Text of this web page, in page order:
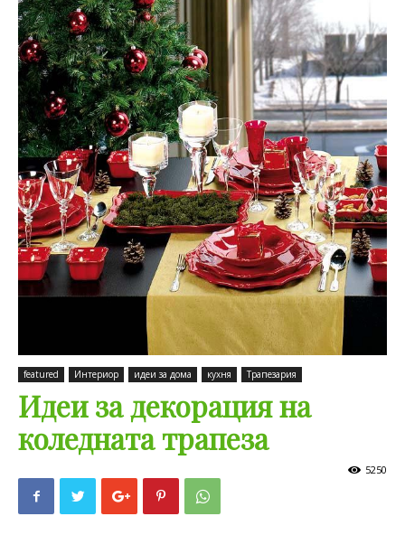
featured Интериор идеи за дома кухня Трапезария
Идеи за декорация на
коледната трапеза
5250